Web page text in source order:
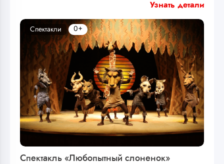
Узнать детали
Спектакль «Любопытный слоненок»
Спектакли 0+